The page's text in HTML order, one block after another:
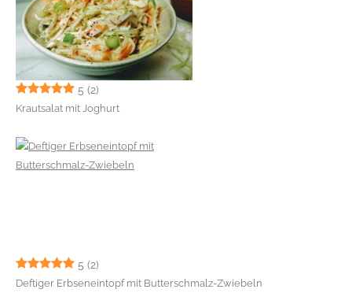
5 (2)
Krautsalat mit Joghurt
5 (2)
Deftiger Erbseneintopf mit Butterschmalz-Zwiebeln